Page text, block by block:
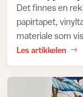
Det finnes en
papirtapet,
materiale som
tapet det er,
settes opp.
Les artikkelen